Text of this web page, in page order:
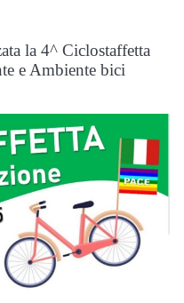
la 4^ Ciclostaffetta
e Ambiente bici